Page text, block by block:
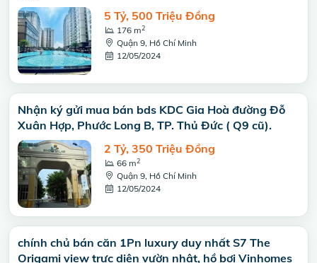
5 Tỷ, 500 Triệu Đồng
176 m2
Quận 9, Hồ Chí Minh
12/05/2024
Nhận ký gửi mua bán bds KDC Gia Hoà đường Đỗ
Xuân Hợp, Phước Long B, TP. Thủ Đức ( Q9 cũ).
2 Tỷ, 350 Triệu Đồng
66 m2
Quận 9, Hồ Chí Minh
12/05/2024
chính chủ bán căn 1Pn luxury duy nhất S7 The
Origami view trực diện vườn nhật, hồ bơi Vinhomes